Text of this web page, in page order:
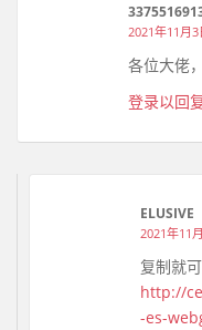
2021年11月
各位大佬
登录以回
ELUSIVE
2021年11
复制就
http://
-es-